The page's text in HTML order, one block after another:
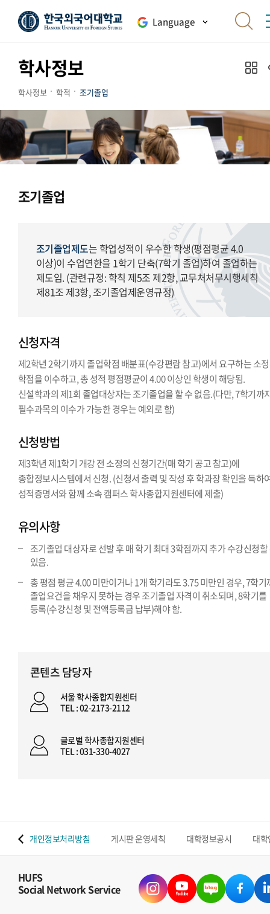
Language
학사정보
학사정보 학적 조기졸업
조기졸업
조기졸업제도는 학업성적이 우수한 학생(평점평균 4.0
이상)이 수업연한을 1학기 단축(7학기 졸업)하여 졸업하는
제도임. (관련규정: 학칙 제5조 제2항, 교무처처무시행세칙
제81조 제3항, 조기졸업제운영규정)
신청자격
제2학년 2학기까지 졸업학점 배분표(수강편람 참고)에서 요구하는 소
학점을 이수하고, 총 성적 평점평균이 4.00 이상인 학생이 해당됨.
신설학과의 제1회 졸업대상자는 조기졸업을 할 수 없음.(다만, 7학기까
필수과목의 이수가 가능한 경우는 예외로 함)
신청방법
제3학년 제1학기 개강 전 소정의 신청기간(매 학기 공고 참고)에
종합정보시스템에서 신청. (신청서 출력 및 작성 후 학과장 확인을 득하
성적증명서와 함께 소속 캠퍼스 학사종합지원센터에 제출)
유의사항
조기졸업 대상자로 선발 후 매 학기 최대 3학점까지 추가 수강신청할
있음.
총 평점 평균 4.00 미만이거나 1개 학기라도 3.75 미만인 경우, 7학기
졸업요건을 채우지 못하는 경우 조기졸업 자격이 취소되며, 8학기를
등록(수강신청 및 전액등록금 납부)해야 함.
콘텐츠 담당자
서울 학사종합지원센터
TEL : 02-2173-2112
글로벌 학사종합지원센터
TEL : 031-330-4027
개인정보처리방침 게시판 운영세칙 대학정보공시 대
HUFS
Social Network Service